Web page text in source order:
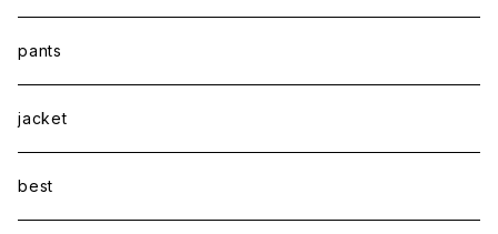
pants
jacket
best